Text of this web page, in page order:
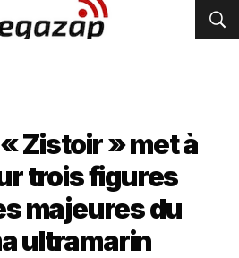
Zistoir » met à
trois figures
majeures du
ultramarin